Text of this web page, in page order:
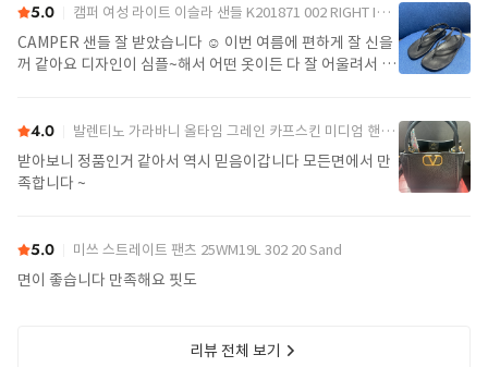
5.0 캠퍼 여성 라이트 이슬라 샌들 K201871 002 RIGHT ISLA 0 Black
CAMPER 샌들 잘 받았습니다 ☺️ 이번 여름에 편하게 잘 신을
꺼 같아요 디자인이 심플~해서 어떤 옷이든 다 잘 어울려서 좋
4.0 발렌티노 가라바니 올타임 그레인 카프스킨 미디엄 핸드백 7W2B0R22IMZ 0NO Black
받아보니 정품인거 같아서 역시 믿음이갑니다 모든면에서 만
족합니다 ~
5.0 미쓰 스트레이트 팬츠 25WM19L 302 20 Sand
면이 좋습니다 만족해요 핏도
리뷰 전체 보기